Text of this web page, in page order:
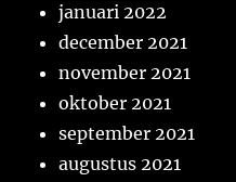
januari 2022
december 2021
november 2021
oktober 2021
september 2021
augustus 2021